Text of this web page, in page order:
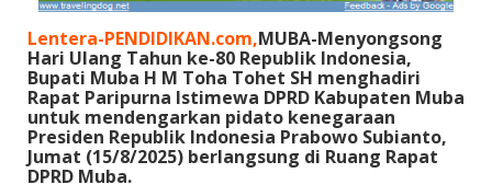
Lentera-PENDIDIKAN.com,MUBA-Menyongsong
Hari Ulang Tahun ke-80 Republik Indonesia,
Bupati Muba H M Toha Tohet SH menghadiri
Rapat Paripurna Istimewa DPRD Kabupaten Muba
untuk mendengarkan pidato kenegaraan
Presiden Republik Indonesia Prabowo Subianto,
Jumat (15/8/2025) berlangsung di Ruang Rapat
DPRD Muba.